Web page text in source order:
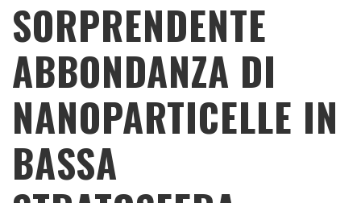
SORPRENDENTE
ABBONDANZA DI
NANOPARTICELLE IN
BASSA